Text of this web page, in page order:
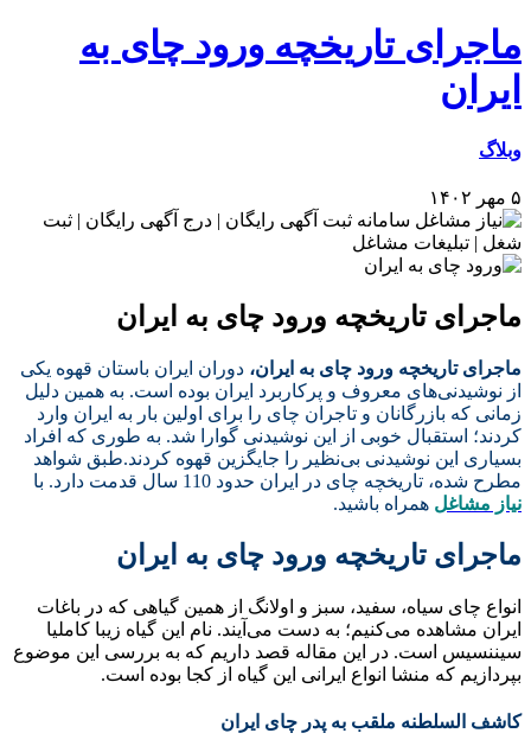
ماجرای تاریخچه ورود چای به
ایران
وبلاگ
۵ مهر ۱۴۰۲
ماجرای تاریخچه ورود چای به ایران
ماجرای تاریخچه ورود چای به ایران، دوران ایران باستان قهوه یکی
از نوشیدنی‌های معروف و پرکاربرد ایران بوده است. به همین دلیل
زمانی که بازرگانان و تاجران چای را برای اولین بار به ایران وارد
کردند؛ استقبال خوبی از این نوشیدنی گوارا شد. به طوری که افراد
بسیاری این نوشیدنی بی‌نظیر را جایگزین قهوه کردند.طبق شواهد
مطرح شده، تاریخچه چای در ایران حدود 110 سال قدمت دارد. با
نیاز مشاغل همراه باشید.
ماجرای تاریخچه ورود چای به ایران
انواع چای سیاه، سفید، سبز و اولانگ از همین گیاهی که در باغات
ایران مشاهده می‌کنیم؛ به دست می‌آیند. نام این گیاه زیبا کاملیا
سیننسیس است. در این مقاله قصد داریم که به بررسی این موضوع
بپردازیم که منشا انواع ایرانی این گیاه از کجا بوده است.
کاشف السلطنه ملقب به پدر چای ایران